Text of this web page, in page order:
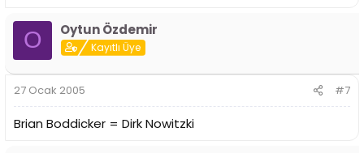
O Oytun Özdemir
Kayıtlı Üye
27 Ocak 2005 #7
Brian Boddicker = Dirk Nowitzki